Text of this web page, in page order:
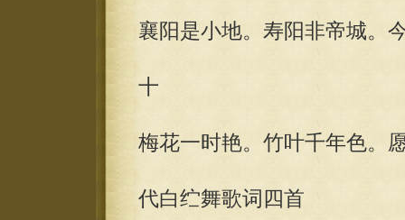
襄阳是小地。寿阳非帝城。
十
梅花一时艳。竹叶千年色。
代白纻舞歌词四首